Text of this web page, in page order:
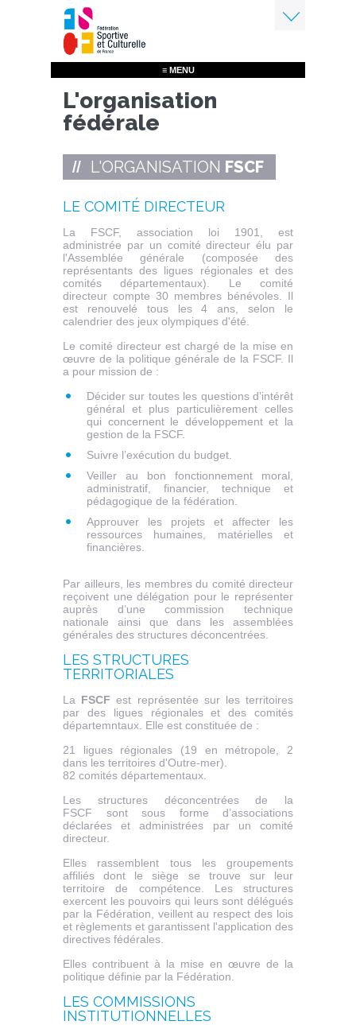
Aller
au
contenu
principal
≡ MENU
L'organisation
fédérale
L'ORGANISATION FSCF
LE COMITÉ DIRECTEUR
La FSCF, association loi 1901, est
administrée par un comité directeur élu par
l'Assemblée générale (composée des
représentants des ligues régionales et des
comités départementaux). Le comité
directeur compte 30 membres bénévoles. Il
est renouvelé tous les 4 ans, selon le
calendrier des jeux olympiques d'été.
Le comité directeur est chargé de la mise en
œuvre de la politique générale de la FSCF. Il
a pour mission de :
Décider sur toutes les questions d’intérêt
général et plus particulièrement celles
qui concernent le développement et la
gestion de la FSCF.
Suivre l’exécution du budget.
Veiller au bon fonctionnement moral,
administratif, financier, technique et
pédagogique de la fédération.
Approuver les projets et affecter les
ressources humaines, matérielles et
financières.
Par ailleurs, les membres du comité directeur
reçoivent une délégation pour le représenter
auprès d’une commission technique
nationale ainsi que dans les assemblées
générales des structures déconcentrées.
LES STRUCTURES
TERRITORIALES
La FSCF est représentée sur les territoires
par des ligues régionales et des comités
départemntaux. Elle est constituée de :
21 ligues régionales (19 en métropole, 2
dans les territoires d'Outre-mer).
82 comités départementaux.
Les structures déconcentrées de la
FSCF sont sous forme d’associations
déclarées et administrées par un comité
directeur.
Elles rassemblent tous les groupements
affiliés dont le siège se trouve sur leur
territoire de compétence. Les structures
exercent les pouvoirs qui leurs sont délégués
par la Fédération, veillent au respect des lois
et règlements et garantissent l'application des
directives fédérales.
Elles contribuent à la mise en œuvre de la
politique définie par la Fédération.
LES COMMISSIONS
INSTITUTIONNELLES